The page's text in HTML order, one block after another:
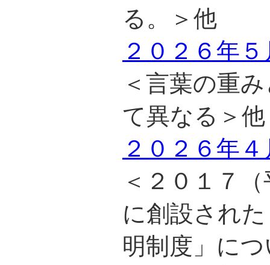
る。＞他
２０２６年
＜言葉の重
て異なる＞他
２０２６年
＜２０１７
に創設され
明制度」に